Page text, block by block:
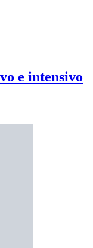
e intensivo